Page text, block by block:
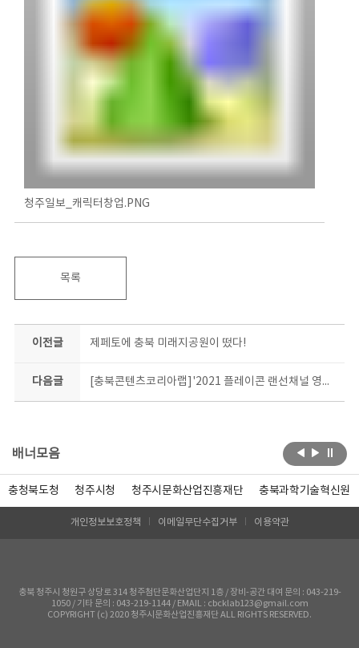
청주일보_캐릭터창업.PNG
목록
이전글 제페토에 충북 미래지공원이 떴다!
다음글 [충북콘텐츠코리아랩]'2021 플레이콘 랜선채널 영상 공모전' 참가자 모집
배너모음
충청북도청 청주시청 청주시문화산업진흥재단 충북과학기술혁신원
개인정보보호정책 이메일무단수집거부 이용약관
충북 청주시 청원구 상당로 314 청주첨단문화산업단지 1층 / 장비-공간 대여 문의 : 043-219-
1050 / 기타 문의 : 043-219-1144 / EMAIL : cbcklab123@gmail.com
COPYRIGHT (c) 2020 청주시문화산업진흥재단 ALL RIGHTS RESERVED.